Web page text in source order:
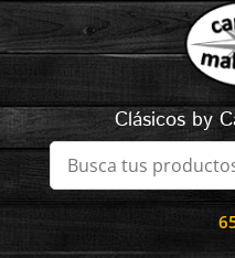
Clásicos by